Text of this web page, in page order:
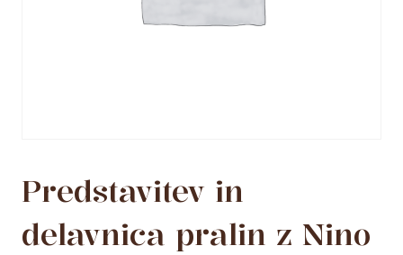
Predstavitev in
delavnica pralin z Nino